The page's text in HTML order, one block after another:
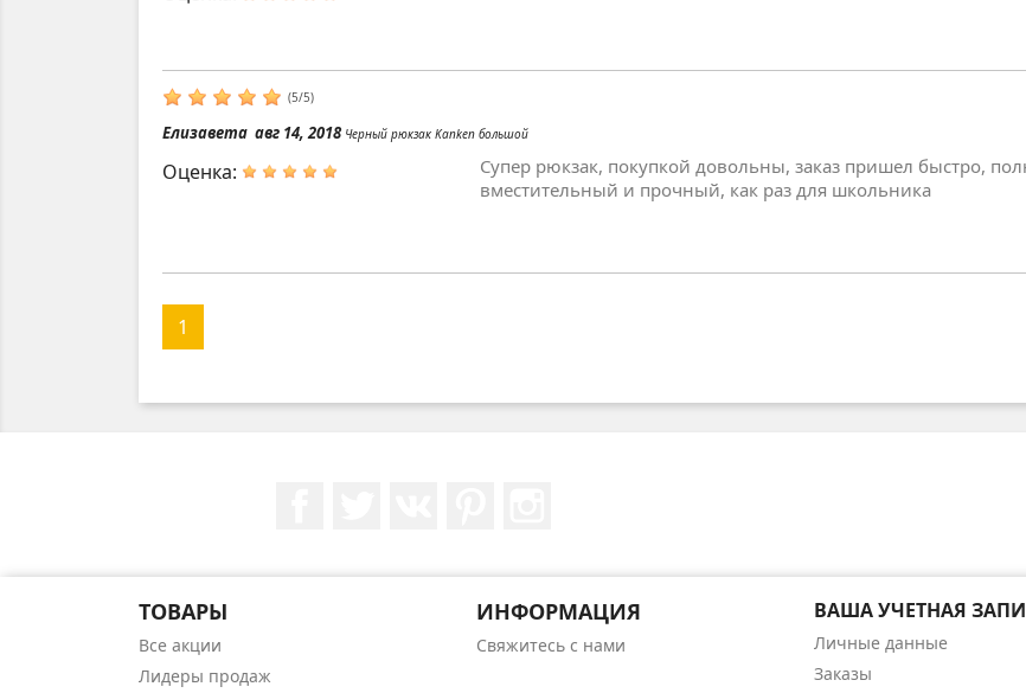
(5/5)
Елизавета авг 14, 2018 Черный рюкзак Kanken большой
Оценка:
Супер рюкзак, покупкой довольны, заказ пришел быстро,
вместительный и прочный, как раз для школьника
1
ТОВАРЫ
Все акции
Лидеры продаж
ИНФОРМАЦИЯ
Свяжитесь с нами
ВАША УЧЕТНАЯ
Личные данные
Заказы